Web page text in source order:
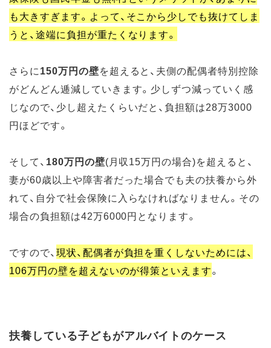
も大きすぎます。よって、そこから少しでも抜けてしま
うと、途端に負担が重たくなります。
さらに150万円の壁を超えると、夫側の配偶者特別控除
がどんどん逓減していきます。少しずつ減っていく感
じなので、少し超えたくらいだと、負担額は28万3000
円ほどです。
そして、 180万円の壁(月収15万円の場合)を超えると、
妻が60歳以上や障害者だった場合でも夫の扶養から外
れて、自分で社会保険に入らなければなりません。その
場合の負担額は42万6000円となります。
ですので、現状、配偶者が負担を重くしないためには、
106万円の壁を超えないのが得策といえます。
扶養している子どもがアルバイトのケース